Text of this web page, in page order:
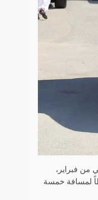
من فبراير،
لمسافة خمسة